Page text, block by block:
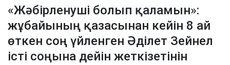
«Жәбірленуші болып қаламын»:
жұбайының қазасынан кейін 8 ай
өткен соң үйленген Әділет Зейнел
істі соңына дейін жеткізетінін